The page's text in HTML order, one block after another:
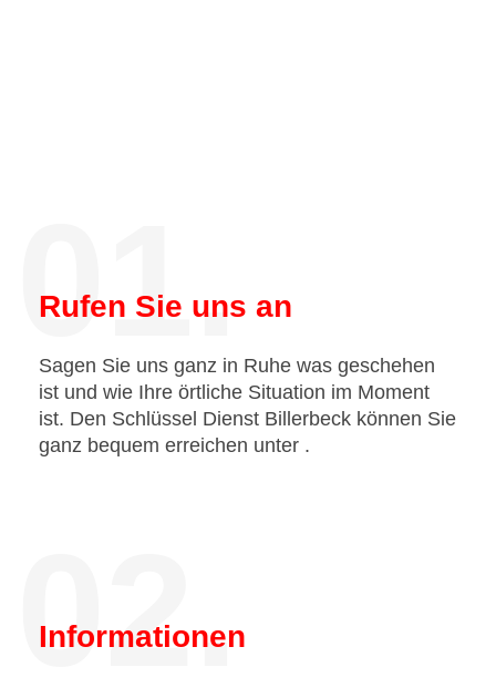
01.
Rufen Sie uns an
Sagen Sie uns ganz in Ruhe was geschehen
ist und wie Ihre örtliche Situation im Moment
ist. Den Schlüssel Dienst Billerbeck können Sie
ganz bequem erreichen unter .
02.
Informationen